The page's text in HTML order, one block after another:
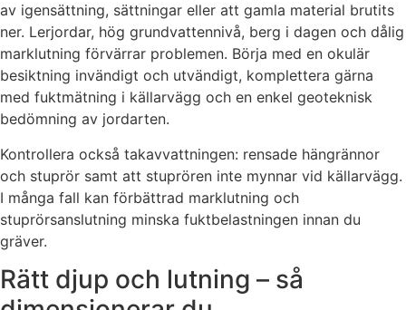
av igensättning, sättningar eller att gamla material brutits
ner. Lerjordar, hög grundvattennivå, berg i dagen och dålig
marklutning förvärrar problemen. Börja med en okulär
besiktning invändigt och utvändigt, komplettera gärna
med fuktmätning i källarvägg och en enkel geoteknisk
bedömning av jordarten.
Kontrollera också takavvattningen: rensade hängrännor
och stuprör samt att stuprören inte mynnar vid källarvägg.
I många fall kan förbättrad marklutning och
stuprörsanslutning minska fuktbelastningen innan du
gräver.
Rätt djup och lutning – så